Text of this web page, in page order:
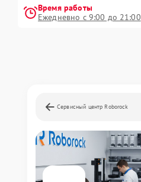
Время работы
Ежедневно с 9:00 до 21:00
Сервисный центр Roborock